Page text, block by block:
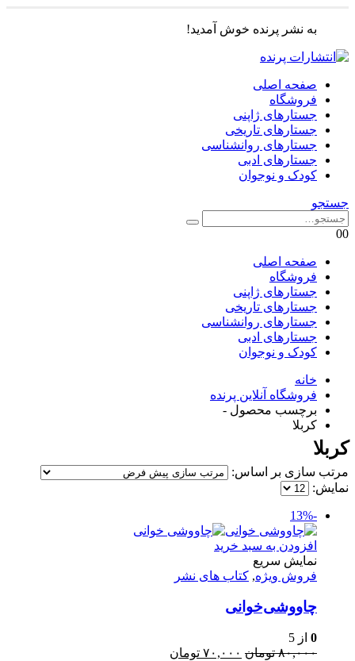
به نشر پرنده خوش آمدید!
صفحه اصلی
فروشگاه
جستارهای ژاپنی
جستارهای تاریخی
جستارهای روانشناسی
جستارهای ادبی
کودک و نوجوان
جستجو
00
صفحه اصلی
فروشگاه
جستارهای ژاپنی
جستارهای تاریخی
جستارهای روانشناسی
جستارهای ادبی
کودک و نوجوان
خانه
فروشگاه آنلاین پرنده
برچسب محصول -
کربلا
کربلا
مرتب سازی بر اساس:
نمایش:
-13%
افزودن به سبد خرید
نمایش سریع
فروش ویژه, کتاب های نشر
چاووشی‌خوانی
0 از 5
۸۰,۰۰۰ تومان قیمت
۷۰,۰۰۰ تومان